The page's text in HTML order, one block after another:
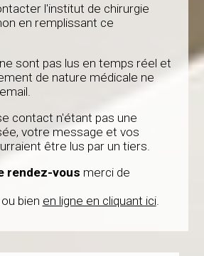
l'institut de chirurgie
en remplissant ce
sont pas lus en temps réel et
de nature médicale ne
contact n'étant pas une
votre message et vos
être lus par un tiers.
rendez-vous merci de
bien en ligne en cliquant ici.